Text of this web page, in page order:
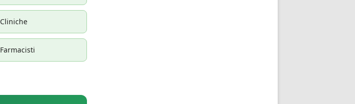
Cliniche
Farmacisti